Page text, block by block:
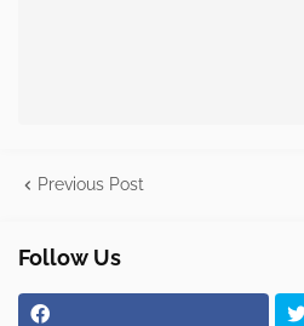
Previous Post
Follow Us